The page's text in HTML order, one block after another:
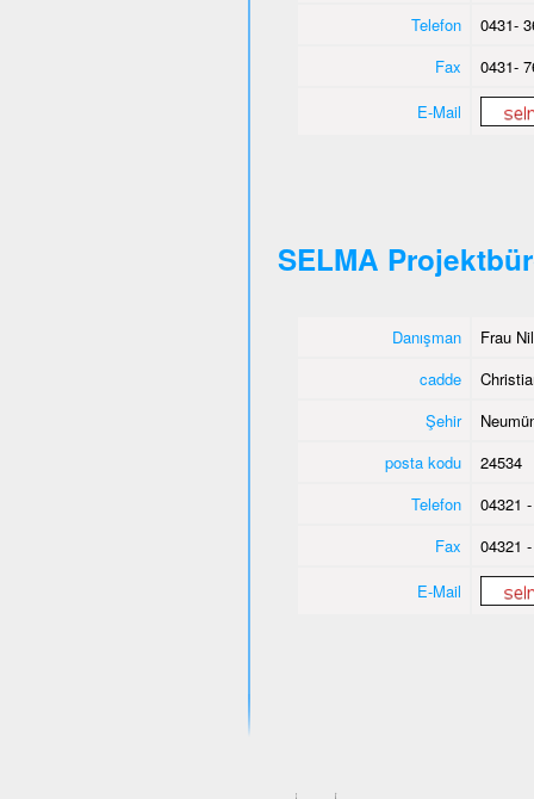
Telefon
0431-
Fax
0431-
E-Mail
SELMA
Danışman
Frau
cadde
Şehir
posta kodu
24534
Telefon
04321
Fax
04321
E-Mail